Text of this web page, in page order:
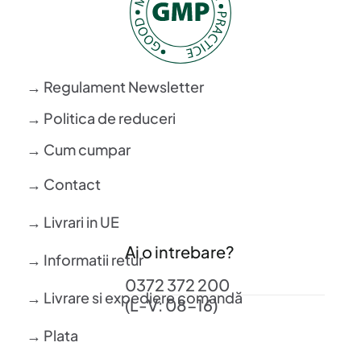
Ai o intrebare?
0372 372 200
(L-V: 08-16)
→ Regulament Newsletter
→ Politica de reduceri
→ Cum cumpar
→ Contact
→ Livrari in UE
→ Informatii retur
→ Livrare si expediere comandă
→ Plata